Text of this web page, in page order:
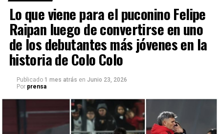
Lo que viene para el puconino Felipe
Raipan luego de convertirse en uno
de los debutantes más jóvenes en la
historia de Colo Colo
Publicado 1 mes atrás en Junio 23, 2026
Por prensa